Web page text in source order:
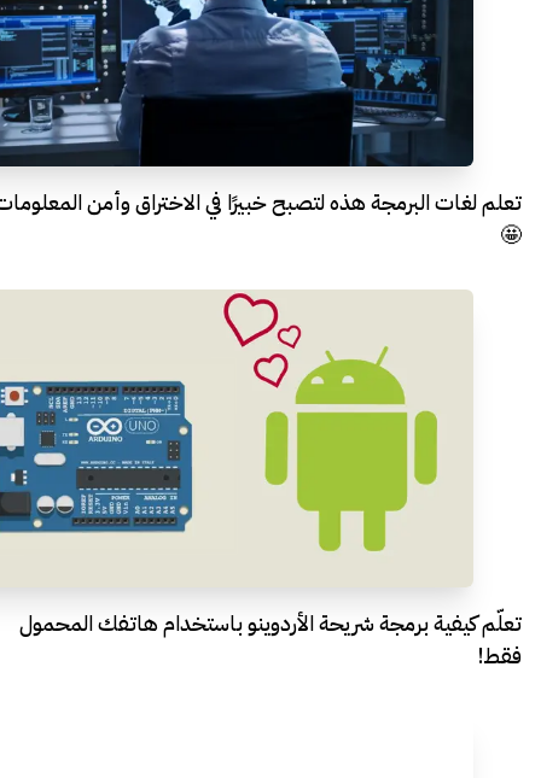
تعلم لغات البرمجة هذه لتصبح خبيرًا في الاختراق وأمن
🤩
تعلّم كيفية برمجة شريحة الأردوينو باستخدام هاتفك المحمول
فقط!